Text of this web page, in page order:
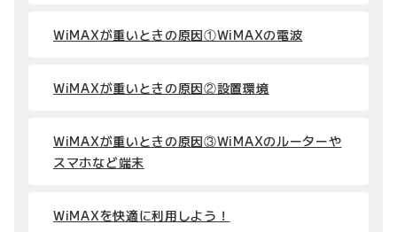
WiMAXが重いときの原因①WiMAXの電波
WiMAXが重いときの原因②設置環境
WiMAXが重いときの原因③WiMAXのルーターや
スマホなど端末
WiMAXを快適に利用しよう！